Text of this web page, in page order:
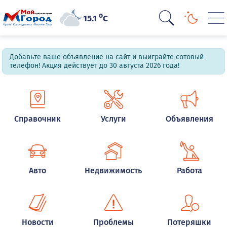
15.1oC
Добавьте ваше объявление на сайт и выиграйте сотовый
телефон! Акция действует до 30 августа 2026 года!
Справочник Услуги Объявления
Авто Недвижимость Работа
Новости Проблемы Потеряшки